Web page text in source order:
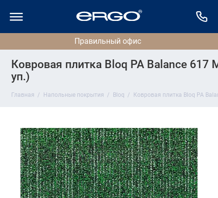
Ковровая плитка Bloq PA Balance
уп.)
Главная Напольные покрытия Bloq Ковровая плитка Bloq PA